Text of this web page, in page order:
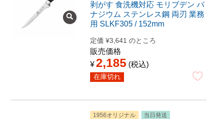
剥がす 食洗機対応 モリブデン バ
ナジウム ステンレス鋼 両刃 業務
用 SLKF305 / 152mm
定価 ¥3,641 のところ
販売価格
¥2,185 税込
在庫切れ
1956オリジナル 当日発送